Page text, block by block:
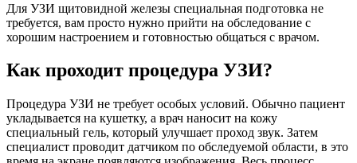
Для УЗИ щитовидной железы специальная подготовка не
требуется, вам просто нужно прийти на обследование с
хорошим настроением и готовностью общаться с врачом.
Как проходит процедура УЗИ?
Процедура УЗИ не требует особых условий. Обычно пациент
укладывается на кушетку, а врач наносит на кожу
специальный гель, который улучшает проход звук. Затем
специалист проводит датчиком по обследуемой области, в это